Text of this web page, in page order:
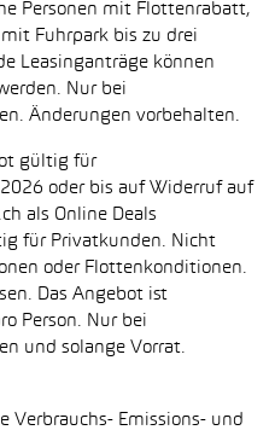
Personen mit Flottenrabatt,
Fuhrpark bis zu drei
Leasinganträge können
Nur bei
Änderungen vorbehalten.
gültig für
oder bis auf Widerruf auf
als Online Deals
für Privatkunden. Nicht
oder Flottenkonditionen.
Das Angebot ist
Person. Nur bei
und solange Vorrat.
Verbrauchs- Emissions- und